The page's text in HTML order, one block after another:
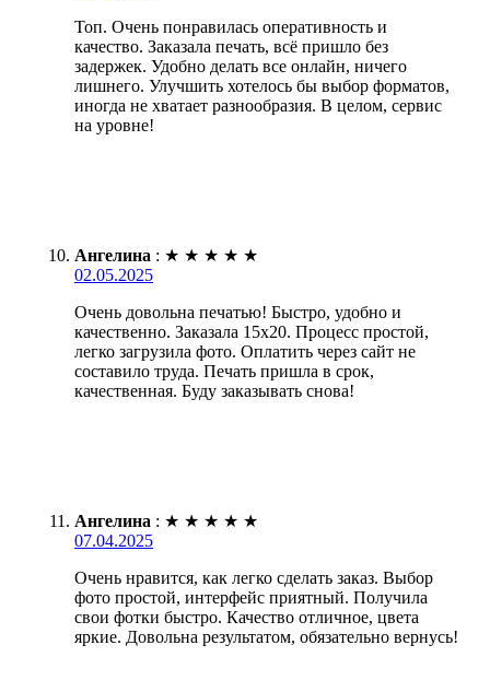
Топ. Очень понравилась оперативность и
качество. Заказала печать, всё пришло без
задержек. Удобно делать все онлайн, ничего
лишнего. Улучшить хотелось бы выбор форматов,
иногда не хватает разнообразия. В целом, сервис
на уровне!
Ангелина : ★ ★ ★ ★ ★
02.05.2025
Очень довольна печатью! Быстро, удобно и
качественно. Заказала 15х20. Процесс простой,
легко загрузила фото. Оплатить через сайт не
составило труда. Печать пришла в срок,
качественная. Буду заказывать снова!
Ангелина : ★ ★ ★ ★ ★
07.04.2025
Очень нравится, как легко сделать заказ. Выбор
фото простой, интерфейс приятный. Получила
свои фотки быстро. Качество отличное, цвета
яркие. Довольна результатом, обязательно вернусь!